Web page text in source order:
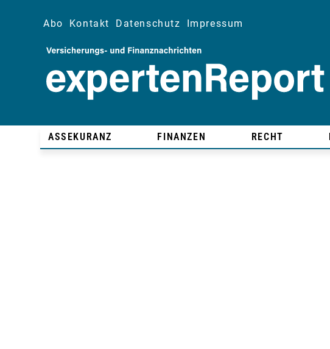
Abo Kontakt Datenschutz Impressum
ASSEKURANZ FINANZEN RECHT